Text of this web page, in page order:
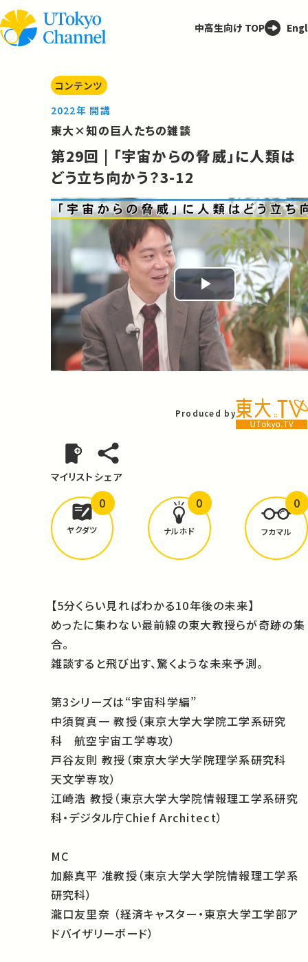
中高生向け TOP
コンテンツ
2022年 開講
東大×知の巨人たちの雑談
第29回 | 「宇宙からの脅威」に人類は
どう立ち向かう？3-12
Play
Video
Produced by
マイリスト シェア
どんな学びがありましたか？
ヤクダツ
0
ナルホド
0
フカマル
0
【5分くらい見ればわかる10年後の未来】
めったに集わない最前線の東大教授らが奇跡の集
合。
雑談すると飛び出す、驚くような未来予測。
第3シリーズは“宇宙科学編”
中須賀真一 教授（東京大学大学院工学系研究
科 航空宇宙工学専攻）
戸谷友則 教授（東京大学大学院理学系研究科
天文学専攻）
江崎浩 教授（東京大学大学院情報理工学系研究
科・デジタル庁Chief Architect）
MC
加藤真平 准教授（東京大学大学院情報理工学系
研究科）
瀧口友里奈 （経済キャスター・東京大学工学部ア
ドバイザリーボード）